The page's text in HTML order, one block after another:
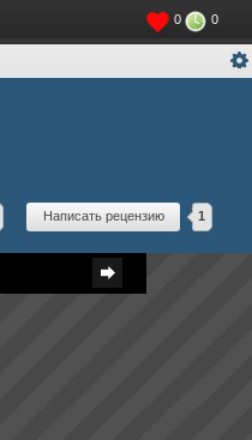
0 0
Написать рецензию 1